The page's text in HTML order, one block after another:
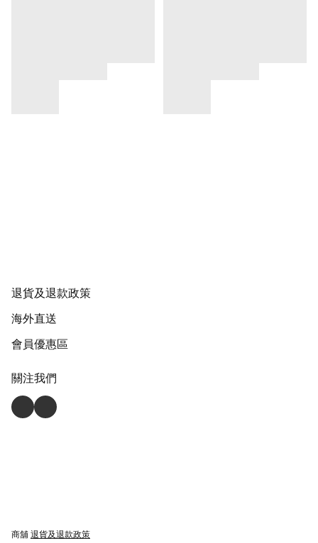
退貨及退款政策
海外直送
會員優惠區
關注我們
商舖 退貨及退款政策